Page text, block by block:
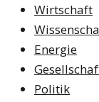
Wirtschaft
Energie
Politik